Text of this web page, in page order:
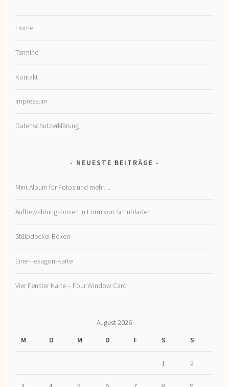
Home
Termine
Kontakt
Impressum
Datenschutzerklärung
NEUESTE BEITRÄGE
Mini-Album für Fotos und mehr…
Aufbewahrungsboxen in Form von Schubladen
Stülpdeckel-Boxen
Eine Hexagon-Karte
Vier Fenster Karte – Four Window Card
August 2026
M
D M D F S S
1 2